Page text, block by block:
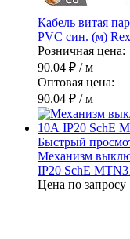
Кабель витая
PVC син. (м)
Розничная цена:
90.04 ₽ / м
Оптовая цена:
90.04 ₽ / м
Быстрый
Механизм
IP20 SchE
Цена по запросу